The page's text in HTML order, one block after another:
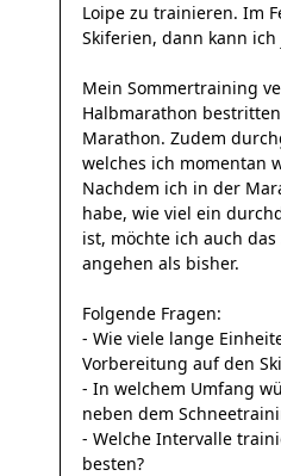
Loipe zu trainieren. Im
Skiferien, dann kann
Mein Sommertraining
Halbmarathon
Marathon. Zudem
welches ich momentan
Nachdem ich in der
habe, wie viel ein
ist, möchte ich auch
angehen als bisher.
Folgende Fragen:
- Wie viele lange
Vorbereitung auf den
- In welchem Umfang
neben dem
- Welche Intervalle
besten?